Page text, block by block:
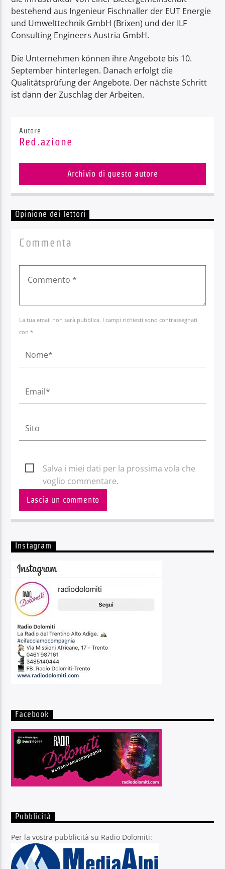
bestehend aus Ingenieur Fischnaller der EUT Energie
und Umwelttechnik GmbH (Brixen) und der ILF
Consulting Engineers Austria GmbH.
Die Unternehmen können ihre Angebote bis 10.
September hinterlegen. Danach erfolgt die
Qualitätsprüfung der Angebote. Der nächste Schritt
ist dann der Zuschlag der Arbeiten.
Autore
Red.azione
Archivio di questo autore
Opinione dei lettori
Commenta
La tua email non sarà pubblica. I campi richiesti sono contrassegnati
con *
Salva i miei dati per la prossima vola che
voglio commentare.
Instagram
Facebook
Pubblicità
Per la vostra pubblicità su Radio Dolomiti: